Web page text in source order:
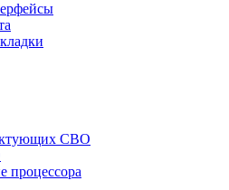
СВО
процессора